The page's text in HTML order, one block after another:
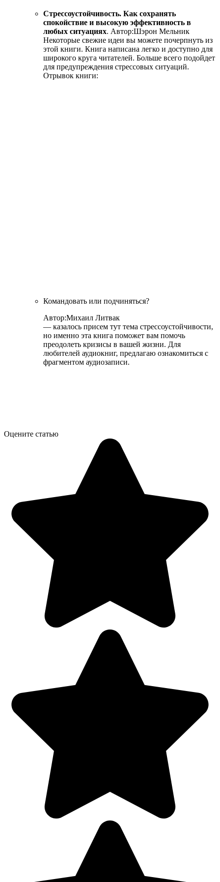
Стрессоустойчивость. Как сохранять
спокойствие и высокую эффективность в
любых ситуациях. Автор:Шэрон Мельник
Некоторые свежие идеи вы можете почерпнуть из
этой книги. Книга написана легко и доступно для
широкого круга читателей. Больше всего подойдет
для предупреждения стрессовых ситуаций.
Отрывок книги:
Командовать или подчиняться?
Автор:Михаил Литвак
— казалось присем тут тема стрессоустойчивости,
но именно эта книга поможет вам помочь
преодолеть кризисы в вашей жизни. Для
любителей аудиокниг, предлагаю ознакомиться с
фрагментом аудиозаписи.
Оцените статью